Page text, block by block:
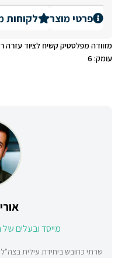
פרטי מוצר לקוחות
מזוודה מפלסטיק קשיח לציוד עזרה
עומק: 6
מייסד ובעלים
שרתי כחובש ביחידת עילית בצה"ל